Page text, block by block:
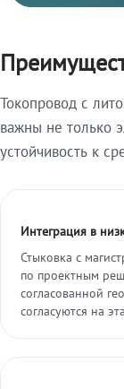
Токопровод с
важны не только
устойчивость к
Интеграция в
Стыковка с
по проектным
согласованной
согласуются на